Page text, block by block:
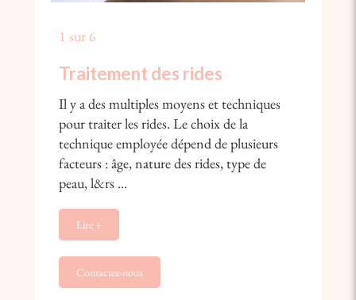
1 sur 6
Traitement des rides
Il y a des multiples moyens et techniques
pour traiter les rides. Le choix de la
technique employée dépend de plusieurs
facteurs : âge, nature des rides, type de
peau, l&rs ...
Lire +
Contactez-nous